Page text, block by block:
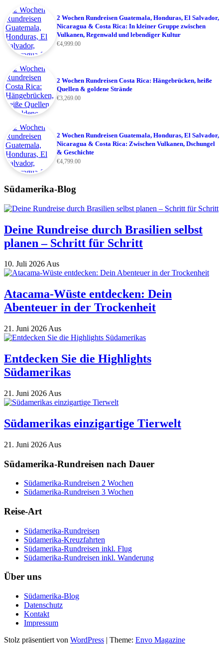
2 Wochen Rundreisen Guatemala, Honduras, El Salvador,
Nicaragua & Costa Rica: In kleiner Gruppe zwischen
Vulkanen, Regenwald und lebendiger Kultur
€4,999.00
2 Wochen Rundreisen Costa Rica: Hängebrücken, heiße
Quellen & goldene Strände
€3,269.00
2 Wochen Rundreisen Guatemala, Honduras, El Salvador,
Nicaragua & Costa Rica: Zwischen Vulkanen, Dschungel
& Geschichte
€4,799.00
Südamerika-Blog
Deine Rundreise durch Brasilien selbst
planen – Schritt für Schritt
10. Juli 2026Aus
Atacama-Wüste entdecken: Dein
Abenteuer in der Trockenheit
21. Juni 2026 Aus
Entdecken Sie die Highlights
Südamerikas
21. Juni 2026 Aus
Südamerikas einzigartige Tierwelt
21. Juni 2026 Aus
Südamerika-Rundreisen nach Dauer
Südamerika-Rundreisen 2 Wochen
Südamerika-Rundreisen 3 Wochen
Reise-Art
Südamerika-Rundreisen
Südamerika-Kreuzfahrten
Südamerika-Rundreisen inkl. Flug
Südamerika-Rundreisen inkl. Wanderung
Über uns
Südamerika-Blog
Datenschutz
Kontakt
Impressum
Stolz präsentiert von WordPress | Theme: Envo Magazine